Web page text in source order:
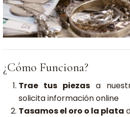
¿Cómo Funciona?
Trae tus piezas a
solicita información online
Tasamos el oro o la plata